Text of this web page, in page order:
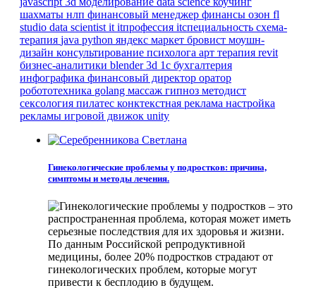
шахматы нлп финансовый менеджер финансы озон fl
studio data scientist it itпрофессия itспециальность схема-
терапия java python яндекс маркет бровист моушн-
дизайн консультирование психолога арт терапия revit
бизнес-аналитики blender 3d 1с бухгалтерия
инфографика финансовый директор оратор
робототехника golang массаж гипноз методист
сексология пилатес конктекстная реклама настройка
рекламы игровой движок unity
Гинекологические проблемы у подростков: причина,
симптомы и методы лечения.